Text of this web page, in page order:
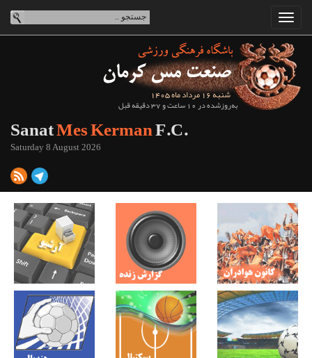
شنبه 16 مرداد ماه 1405
به‌روزشده در 10 ساعت و 37 دقیقه قبل
SanatMes KermanF.C.
Saturday 8 August 2026